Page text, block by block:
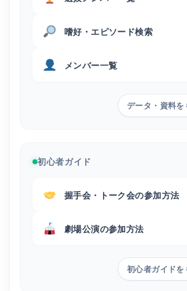
嗜好・エピソード検索
メンバー一覧
データ・資料を
初心者ガイド
握手会・トーク会の参加方法
劇場公演の参加方法
初心者ガイドを